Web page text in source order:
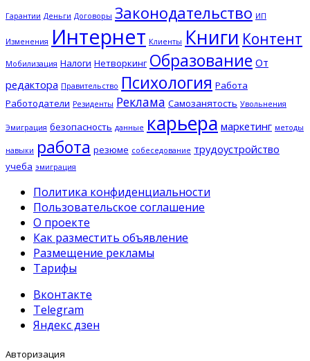
Гарантии Деньги Договоры Законодательство ИП
Изменения Интернет Клиенты Книги Контент
Мобилизация Налоги Нетворкинг Образование От
редактора Правительство Психология Работа
Работодатели Резиденты Реклама Самозанятость Увольнения
Эмиграция безопасность данные карьера маркетинг методы
навыки работа резюме собеседование трудоустройство
учеба эмиграция
Политика конфиденциальности
Пользовательское соглашение
О проекте
Как разместить объявление
Размещение рекламы
Тарифы
Вконтакте
Telegram
Яндекс дзен
Авторизация